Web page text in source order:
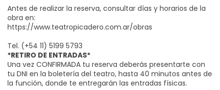
Antes de realizar la reserva, consultar días y horarios de la
obra en:
https://www.teatropicadero.com.ar/obras
Tel. (+54 11) 5199 5793
*RETIRO DE ENTRADAS*
Una vez CONFIRMADA tu reserva deberás presentarte con
tu DNI en la boletería del teatro, hasta 40 minutos antes de
la función, donde te entregarán las entradas físicas.